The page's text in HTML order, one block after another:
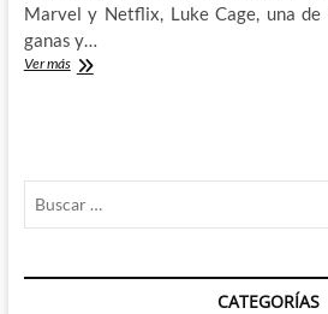
Marvel y Netflix, Luke Cage, una de
ganas y…
Ver másLuke
Where's
my
Man,
CATEGORÍAS